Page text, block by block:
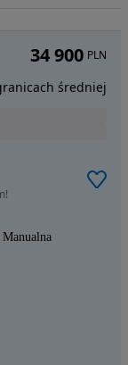
Manualna
34 900 PLN
średniej